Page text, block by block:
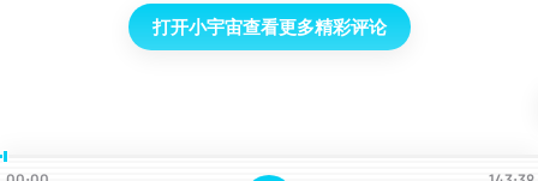
打开小宇宙查看更多精彩评论